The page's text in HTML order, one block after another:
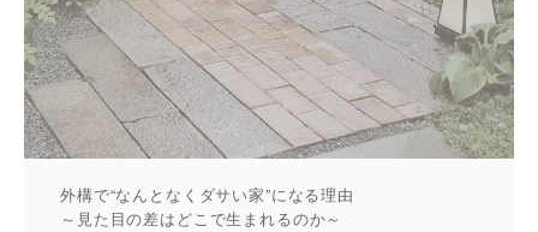
外構で“なんとなくダサい家”になる理由
～見た目の差はどこで生まれるのか～